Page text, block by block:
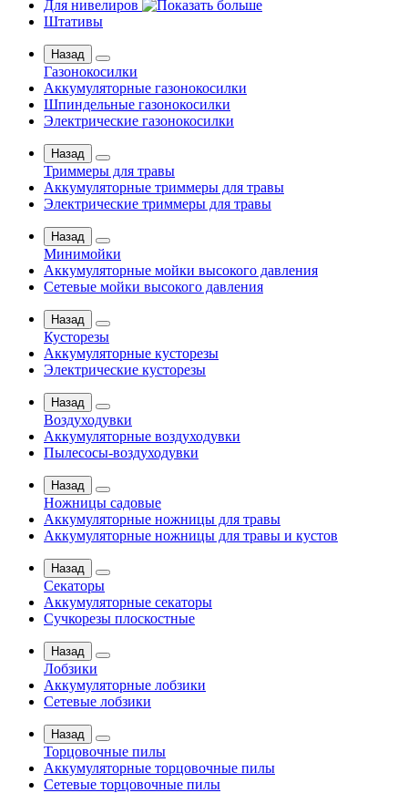
Для нивелиров
Штативы
Назад
Газонокосилки
Аккумуляторные газонокосилки
Шпиндельные газонокосилки
Электрические газонокосилки
Назад
Триммеры для травы
Аккумуляторные триммеры для травы
Электрические триммеры для травы
Назад
Минимойки
Аккумуляторные мойки высокого давления
Сетевые мойки высокого давления
Назад
Кусторезы
Аккумуляторные кусторезы
Электрические кусторезы
Назад
Воздуходувки
Аккумуляторные воздуходувки
Пылесосы-воздуходувки
Назад
Ножницы садовые
Аккумуляторные ножницы для травы
Аккумуляторные ножницы для травы и кустов
Назад
Секаторы
Аккумуляторные секаторы
Сучкорезы плоскостные
Назад
Лобзики
Аккумуляторные лобзики
Сетевые лобзики
Назад
Торцовочные пилы
Аккумуляторные торцовочные пилы
Сетевые торцовочные пилы